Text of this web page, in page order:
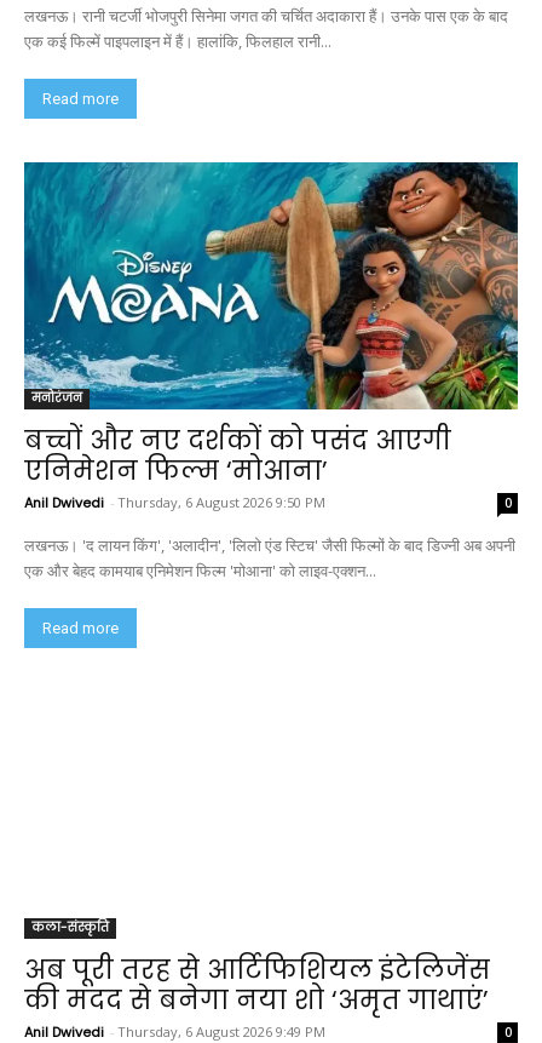
लखनऊ। रानी चटर्जी भोजपुरी सिनेमा जगत की चर्चित अदाकारा हैं। उनके पास एक के बाद
एक कई फिल्में पाइपलाइन में हैं। हालांकि, फिलहाल रानी...
Read more
मनोरंजन
बच्चों और नए दर्शकों को पसंद आएगी
एनिमेशन फिल्म ‘मोआना’
Anil Dwivedi - Thursday, 6 August 2026 9:50 PM 0
लखनऊ। 'द लायन किंग', 'अलादीन', 'लिलो एंड स्टिच' जैसी फिल्मों के बाद डिज्नी अब अपनी
एक और बेहद कामयाब एनिमेशन फिल्म 'मोआना' को लाइव-एक्शन...
Read more
कला-संस्कृति
अब पूरी तरह से आर्टिफिशियल इंटेलिजेंस
की मदद से बनेगा नया शो ‘अमृत गाथाएं’
Anil Dwivedi - Thursday, 6 August 2026 9:49 PM 0